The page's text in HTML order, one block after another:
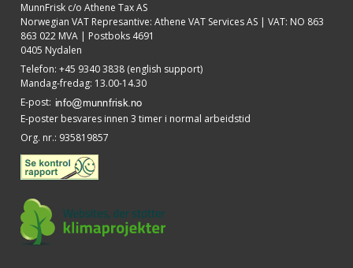
MunnFrisk c/o Athene Tax AS
Norwegian VAT Represantive: Athene VAT Services AS | VAT: NO 863
863 022 MVA | Postboks 4691
0405 Nydalen
Telefon: +45 9340 3838 (english support)
Mandag-fredag: 13.00-14.30
E-post:
E-poster besvares innen 3 timer i normal arbeidstid
Org. nr.: 935819857